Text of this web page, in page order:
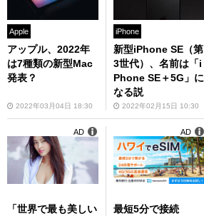
Apple
アップル、2022年
は7種類の新型Mac
発表？
2022年03月04日 18:30
iPhone
新型iPhone SE（第
3世代）、名前は「i
Phone SE＋5G」に
なる説
2022年02月15日 10:30
「世界で最も美しい
AD
最短5分で接続
AD